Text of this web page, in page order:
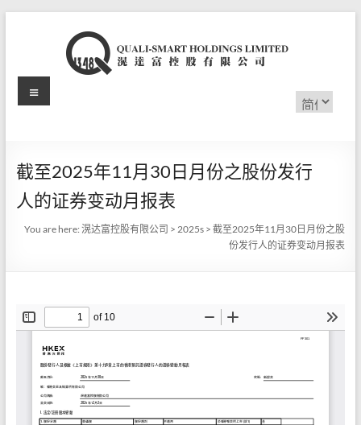
滉
富
控
股
公
选
择
Menu
截至2025年11月30日月份之股份发行
人的证券变动月报表
You are here:滉达富控股有限公司 >2025s >截至2025年11月30日月份之股
份发行人的证券变动月报表